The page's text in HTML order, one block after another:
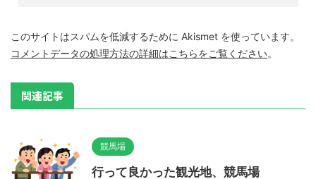
このサイトはスパムを低減するために Akismet を使っています。
コメントデータの処理方法の詳細はこちらをご覧ください。
関連記事
競馬場
行って良かった観光地、競馬場